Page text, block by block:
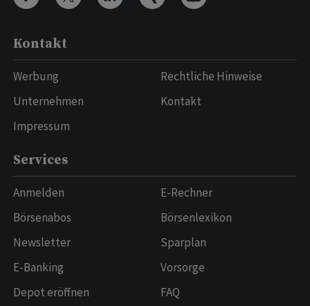
Kontakt
Werbung
Unternehmen
Impressum
Rechtliche Hinweise
Kontakt
Services
Anmelden
Börsenabos
Newsletter
E-Banking
Depot eröffnen
E-Rechner
Börsenlexikon
Sparplan
Vorsorge
FAQ